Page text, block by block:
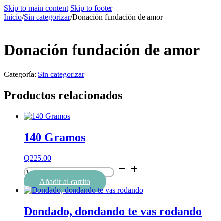
Skip to main content Skip to footer
Inicio/Sin categorizar/Donación fundación de amor
Donación fundación de amor
Categoría: Sin categorizar
Productos relacionados
140 Gramos
Q225.00
140
Gramos
cantidadAñadir al carrito
Dondado, dondando te vas rodando